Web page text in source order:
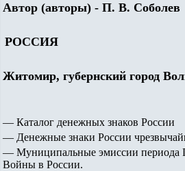
Автор (авторы) - П. В. Соболев
РОССИЯ
Житомир, губернский город
— Каталог денежных знаков России
— Денежные знаки России
— Муниципальные эмиссии периода
Войны в России.